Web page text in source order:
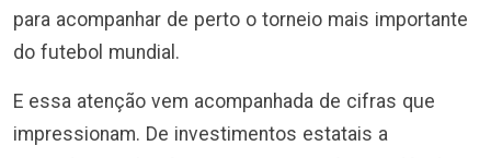
para acompanhar de perto o torneio mais importante
do futebol mundial.
E essa atenção vem acompanhada de cifras que
impressionam. De investimentos estatais a